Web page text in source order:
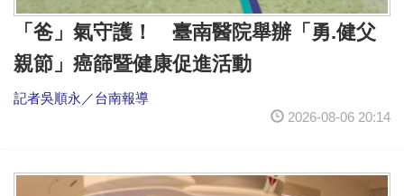
「爸」氣守護！ 臺南醫院舉辦「勇.健父
親節」癌篩暨健康促進活動
記者吳順永／台南報導
2026-08-06 20:14